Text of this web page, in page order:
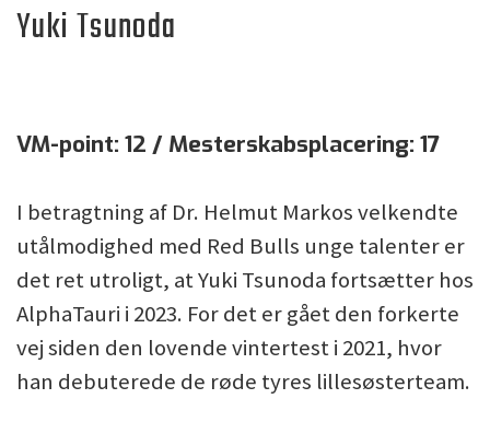
Yuki Tsunoda
VM-point: 12 / Mesterskabsplacering: 17
I betragtning af Dr. Helmut Markos velkendte
utålmodighed med Red Bulls unge talenter er
det ret utroligt, at Yuki Tsunoda fortsætter hos
AlphaTauri i 2023. For det er gået den forkerte
vej siden den lovende vintertest i 2021, hvor
han debuterede de røde tyres lillesøsterteam.